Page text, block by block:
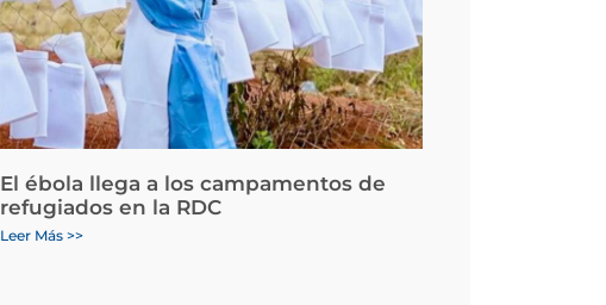
El ébola llega a los campamentos de
refugiados en la RDC
Leer Más >>